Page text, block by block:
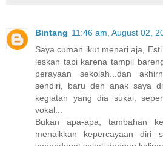
Bintang 11:46 am, August 02,
Saya cuman ikut menari aja,
leskan tapi karena tampil
perayaan sekolah...dan
sendiri, baru deh anak saya
kegiatan yang dia sukai,
vokal...
Bukan apa-apa, tambahan
menaikkan kepercayaan diri